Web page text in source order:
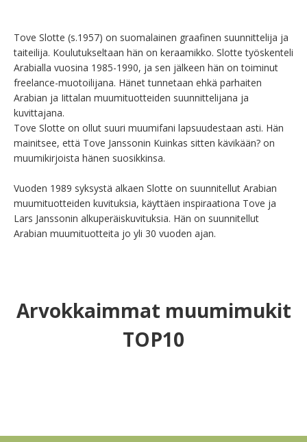
Tove Slotte (s.1957) on suomalainen graafinen suunnittelija ja
taiteilija. Koulutukseltaan hän on keraamikko. Slotte työskenteli
Arabialla vuosina 1985-1990, ja sen jälkeen hän on toiminut
freelance-muotoilijana. Hänet tunnetaan ehkä parhaiten
Arabian ja Iittalan muumituotteiden suunnittelijana ja
kuvittajana.
Tove Slotte on ollut suuri muumifani lapsuudestaan asti. Hän
mainitsee, että Tove Janssonin Kuinkas sitten kävikään? on
muumikirjoista hänen suosikkinsa.
Vuoden 1989 syksystä alkaen Slotte on suunnitellut Arabian
muumituotteiden kuvituksia, käyttäen inspiraationa Tove ja
Lars Janssonin alkuperäiskuvituksia. Hän on suunnitellut
Arabian muumituotteita jo yli 30 vuoden ajan.
Arvokkaimmat muumimukit
TOP10